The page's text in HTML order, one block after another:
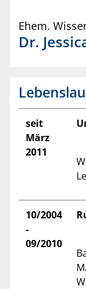
Ehem.
Dr.
seit
März
2011
10/2004
-
09/2010